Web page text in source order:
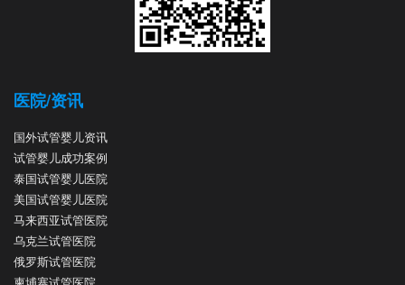
医院/资讯
国外试管婴儿资讯
试管婴儿成功案例
泰国试管婴儿医院
美国试管婴儿医院
马来西亚试管医院
乌克兰试管医院
俄罗斯试管医院